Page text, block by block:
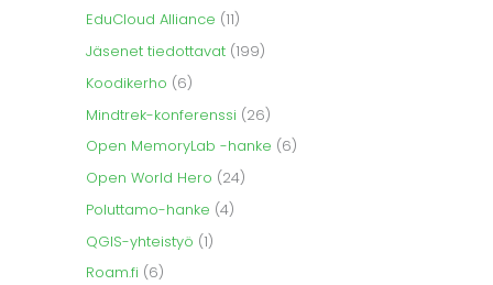
EduCloud Alliance (11)
Jäsenet tiedottavat (199)
Koodikerho (6)
Mindtrek-konferenssi (26)
Open MemoryLab -hanke (6)
Open World Hero (24)
Poluttamo-hanke (4)
QGIS-yhteistyö (1)
Roam.fi (6)